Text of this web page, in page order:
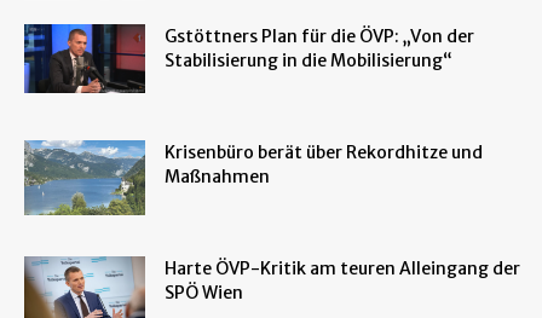
Gstöttners Plan für die ÖVP: „Von der
Stabilisierung in die Mobilisierung“
Krisenbüro berät über Rekordhitze und
Maßnahmen
Harte ÖVP-Kritik am teuren Alleingang der
SPÖ Wien